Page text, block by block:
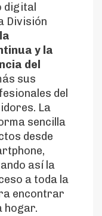
digital
División
la
y la
del
sus
del
La
sencilla
desde
así la
a toda la
encontrar
hogar.